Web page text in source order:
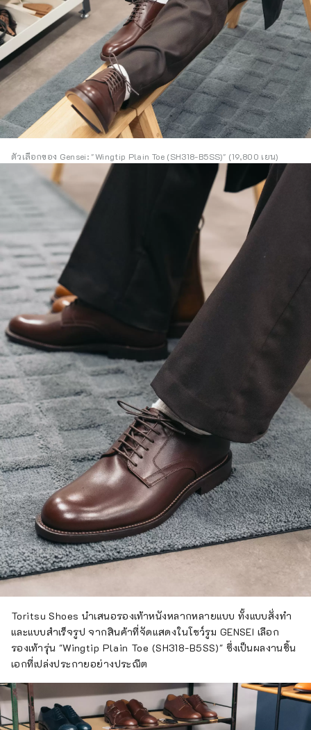
ตัวเลือกของ Gensei: "Wingtip Plain Toe (SH318-B5SS)" (19,800 เยน)
Toritsu Shoes นำเสนอรองเท้าหนังหลากหลายแบบ ทั้งแบบสั่งทำ
และแบบสำเร็จรูป จากสินค้าที่จัดแสดงในโชว์รูม GENSEI เลือก
รองเท้ารุ่น "Wingtip Plain Toe (SH318-B5SS)" ซึ่งเป็นผลงานชิ้น
เอกที่เปล่งประกายอย่างประณีต